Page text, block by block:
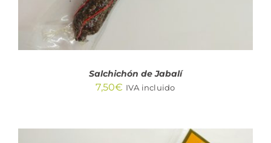
Salchichón de Jabalí
7,50€ IVA incluido